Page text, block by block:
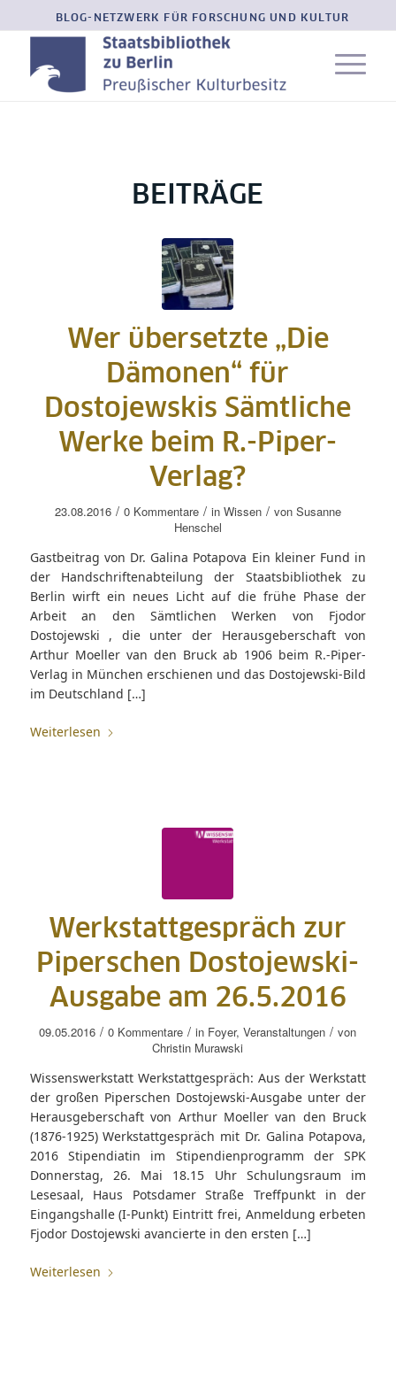
BLOG-NETZWERK FÜR FORSCHUNG UND KULTUR
BEITRÄGE
Wer übersetzte „Die
Dämonen“ für
Dostojewskis Sämtliche
Werke beim R.-Piper-
Verlag?
23.08.2016 / 0 Kommentare / in Wissen / von Susanne
Henschel
Gastbeitrag von Dr. Galina Potapova Ein kleiner Fund in
der Handschriftenabteilung der Staatsbibliothek zu
Berlin wirft ein neues Licht auf die frühe Phase der
Arbeit an den Sämtlichen Werken von Fjodor
Dostojewski , die unter der Herausgeberschaft von
Arthur Moeller van den Bruck ab 1906 beim R.-Piper-
Verlag in München erschienen und das Dostojewski-Bild
im Deutschland […]
Weiterlesen
Werkstattgespräch zur
Piperschen Dostojewski-
Ausgabe am 26.5.2016
09.05.2016 / 0 Kommentare / in Foyer,Veranstaltungen / von
Christin Murawski
Wissenswerkstatt Werkstattgespräch: Aus der Werkstatt
der großen Piperschen Dostojewski-Ausgabe unter der
Herausgeberschaft von Arthur Moeller van den Bruck
(1876-1925) Werkstattgespräch mit Dr. Galina Potapova,
2016 Stipendiatin im Stipendienprogramm der SPK
Donnerstag, 26. Mai 18.15 Uhr Schulungsraum im
Lesesaal, Haus Potsdamer Straße Treffpunkt in der
Eingangshalle (I-Punkt) Eintritt frei, Anmeldung erbeten
Fjodor Dostojewski avancierte in den ersten […]
Weiterlesen